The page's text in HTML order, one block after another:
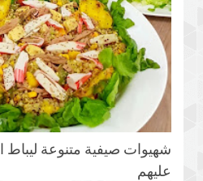
شهيوات صيفية متنوعة
عليهم